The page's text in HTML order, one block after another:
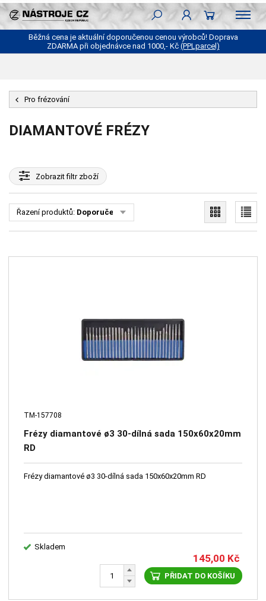
Běžná cena je aktuální doporučenou cenou výrobců! Doprava
ZDARMA při objednávce nad 1000,- Kč (PPLparcel)
Pro frézování
DIAMANTOVÉ FRÉZY
Zobrazitfiltr zboží
Řazení produktů: Doporučené
TM-157708
Frézy diamantové ø3 30-dílná sada 150x60x20mm
RD
Frézy diamantové ø3 30-dílná sada 150x60x20mm RD
Skladem
145,00 Kč
PŘIDAT DO KOŠÍKU